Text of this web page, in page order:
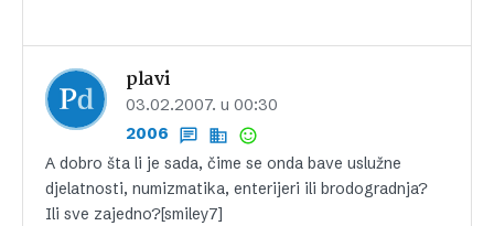
plavi
03.02.2007. u 00:30
2006
A dobro šta li je sada, čime se onda bave uslužne
djelatnosti, numizmatika, enterijeri ili brodogradnja?
Ili sve zajedno?[smiley7]